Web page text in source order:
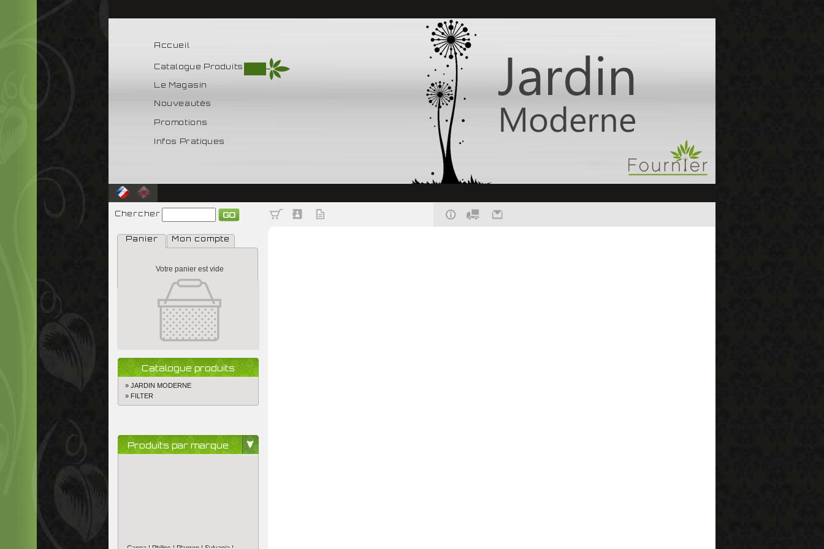
Accueil
Catalogue Produits
Le Magasin
Nouveautés
Promotions
Infos Pratiques
Chercher
Panier Mon compte
Votre panier est vide
Catalogue produits
» JARDIN MODERNE
» FILTER
Produits par marque